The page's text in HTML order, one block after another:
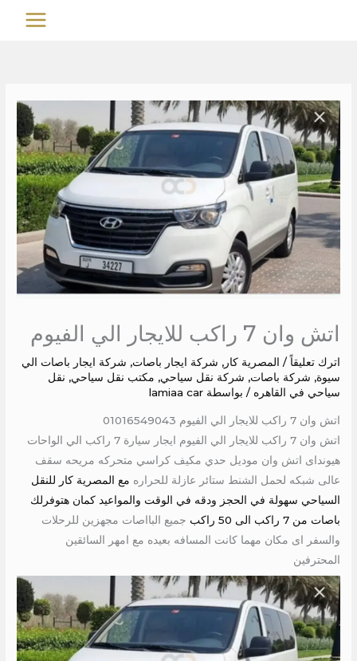
MAIN
اتش وان 7 راكب للايجار الي الفيوم
اترك تعليقاً / المصرية كار, شركة ايجار باصات, شركة ايجار باصات الي
سيوة, شركة باصات, شركة نقل سياحي, مكتب نقل سياحي, نقل
سياحي في القاهره / بواسطة lamiaa car
اتش وان 7 راكب للايجار الي الفيوم 01016549043
اتش وان 7 راكب للايجار الي الفيوم ايجار سيارة 7 راكب الي الواحات
هيونداى اتش وان موديل حدي مكيف كراسي متحركه مريحه سقف
عالى شبكه لحمل الشنط ستائر عازلة للحراره مع المصرية كار للنقل
السياحي سهولة في الحجز ودقه في الوقت والمواعيد كمان هتوفرلك
باصات من 7 راكب الى 50 راكب
جميع البااصات مجهزين للرحلات
والسفر اى مكان مهما كانت المسافه بعيده مع امهر السائقين
المحترفين